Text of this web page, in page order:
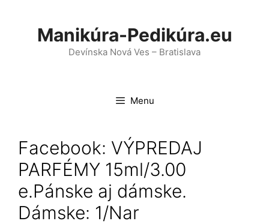
Manikúra-Pedikúra.eu
Devínska Nová Ves – Bratislava
Menu
Facebook: VÝPREDAJ
PARFÉMY 15ml/3.00
e.Pánske aj dámske.
Dámske: 1/Nar